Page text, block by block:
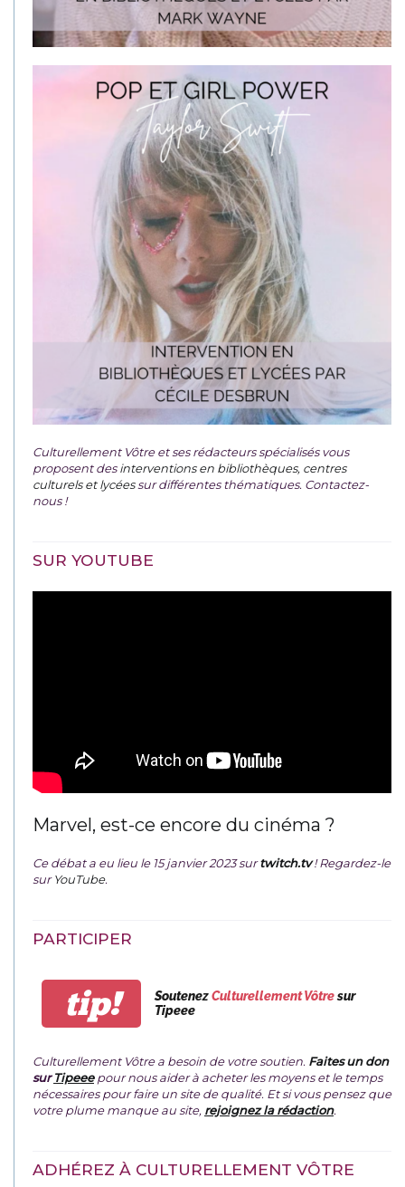
Culturellement Vôtre et ses rédacteurs spécialisés vous
proposent desinterventions en bibliothèques, centres
culturels et lycéessur différentes thématiques. Contactez-
nous !
SUR YOUTUBE
Marvel, est-ce encore du cinéma ?
Ce débat a eu lieu le 15 janvier 2023 surtwitch.tv ! Regardez-le
surYouTube.
PARTICIPER
tip! SoutenezCulturellement Vôtresur
Tipeee
Culturellement Vôtre a besoin de votre soutien. Faites un don
surTipeeepour nous aider à acheter les moyens et le temps
nécessaires pour faire un site de qualité. Et si vous pensez que
votre plume manque au site, rejoignez la rédaction.
ADHÉREZ À CULTURELLEMENT VÔTRE